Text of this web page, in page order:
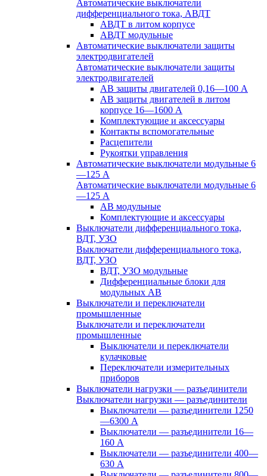
Автоматические выключатели
дифференциального тока, АВДТ
АВДТ в литом корпусе
АВДТ модульные
Автоматические выключатели защиты
электродвигателей
Автоматические выключатели защиты
электродвигателей
АВ защиты двигателей 0,16—100 А
АВ защиты двигателей в литом
корпусе 16—1600 А
Комплектующие и аксессуары
Контакты вспомогательные
Расцепители
Рукоятки управления
Автоматические выключатели модульные 6
—125 А
Автоматические выключатели модульные 6
—125 А
АВ модульные
Комплектующие и аксессуары
Выключатели дифференциального тока,
ВДТ, УЗО
Выключатели дифференциального тока,
ВДТ, УЗО
ВДТ, УЗО модульные
Дифференциальные блоки для
модульных АВ
Выключатели и переключатели
промышленные
Выключатели и переключатели
промышленные
Выключатели и переключатели
кулачковые
Переключатели измерительных
приборов
Выключатели нагрузки — разъединители
Выключатели нагрузки — разъединители
Выключатели — разъединители 1250
—6300 А
Выключатели — разъединители 16—
160 А
Выключатели — разъединители 400—
630 А